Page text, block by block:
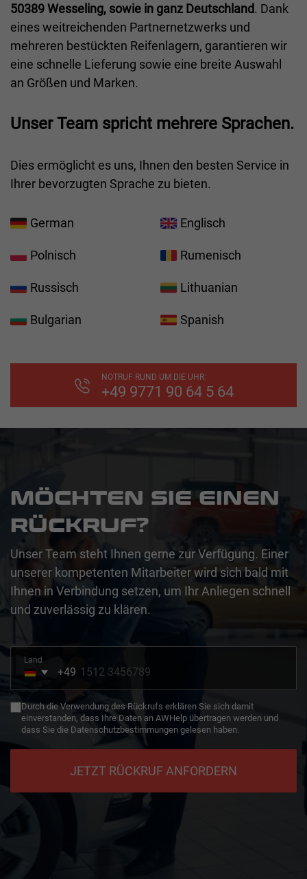
50389 Wesseling, sowie in ganz Deutschland. Dank
eines weitreichenden Partnernetzwerks und
mehreren bestückten Reifenlagern, garantieren wir
eine schnelle Lieferung sowie eine breite Auswahl
an Größen und Marken.
Unser Team spricht mehrere Sprachen.
Dies ermöglicht es uns, Ihnen den besten Service in
Ihrer bevorzugten Sprache zu bieten.
German Englisch
Polnisch Rumenisch
Russisch Lithuanian
Bulgarian Spanish
NOTRUF RUND UM DIE UHR:
+49 9771 90 64 5 64
MÖCHTEN SIE EINEN
RÜCKRUF?
Unser Team steht Ihnen gerne zur Verfügung. Einer
unserer kompetenten Mitarbeiter wird sich bald mit
Ihnen in Verbindung setzen, um Ihr Anliegen schnell
und zuverlässig zu klären.
Land
Germany
+49
+49
Durch die Verwendung des Rückrufs erklären Sie sich damit
einverstanden, dass Ihre Daten an AWHelp übertragen werden und
dass Sie die Datenschutzbestimmungen gelesen haben.
JETZT RÜCKRUF ANFORDERN